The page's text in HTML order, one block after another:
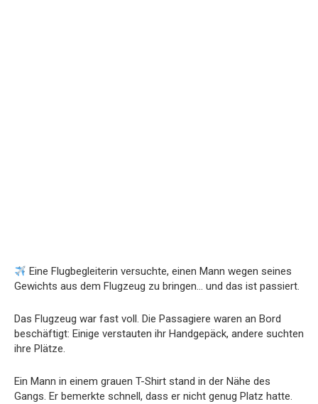
Eine Flugbegleiterin versuchte, einen Mann wegen seines
Gewichts aus dem Flugzeug zu bringen… und das ist passiert.
Das Flugzeug war fast voll. Die Passagiere waren an Bord
beschäftigt: Einige verstauten ihr Handgepäck, andere suchten
ihre Plätze.
Ein Mann in einem grauen T-Shirt stand in der Nähe des
Gangs. Er bemerkte schnell, dass er nicht genug Platz hatte.